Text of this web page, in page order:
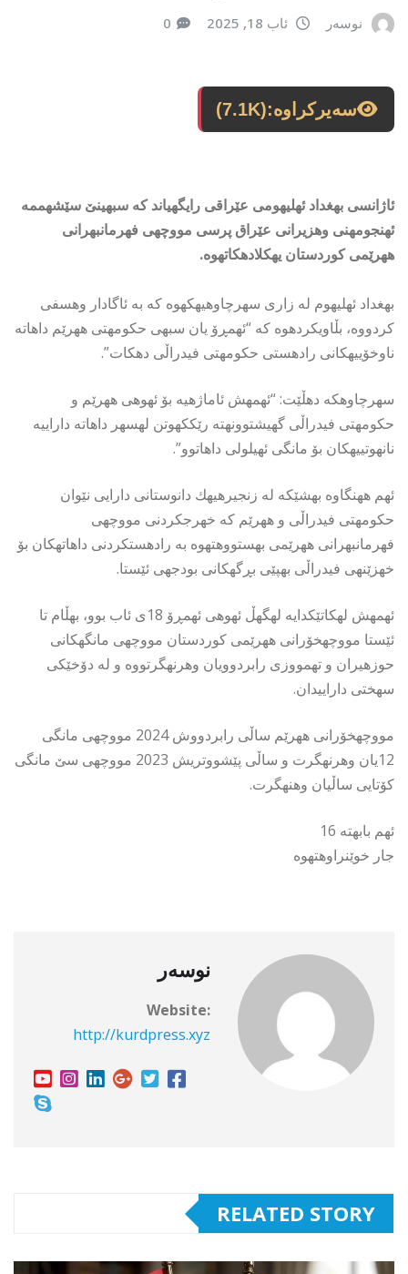
نوسەر ئاب 18, 2025 0
سەیرکراوە:(7.1K)
ئاژانسی بهغداد ئهلیهومی عێراقی رایگهیاند كه سبهینێ سێشهممه
ئهنجومهنی وهزیرانی عێراق پرسی مووچهی فهرمانبهرانی
ههرێمی كوردستان یهكلادهكاتهوه.
بهغداد ئهلیهوم له زاری سهرچاوهیهكهوه كه به ئاگادار وهسفی
كردووه، بڵاویكردهوه كه “ئهمڕۆ یان سبهی حكومهتی ههرێم داهاته
ناوخۆییهكانی رادهستی حكومهتی فیدراڵی دهكات”.
سهرچاوهكه دهڵێت: “ئهمهش ئاماژهیه بۆ ئهوهی ههرێم و
حكومهتی فیدراڵی گهیشتوونهته رێككهوتن لهسهر داهاته داراییه
نانهوتییهكان بۆ مانگی ئهیلولی داهاتوو”.
ئهم ههنگاوه بهشێكه له زنجیرهیهك دانوستانی دارایی نێوان
حكومهتی فیدراڵی و ههرێم كه خهرجكردنی مووچهی
فهرمانبهرانی ههرێمی بهستووهتهوه به رادهستكردنی داهاتهكان بۆ
خهزێنهی فیدراڵی بهپێی بڕگهكانی بودجهی ئێستا.
ئهمهش لهكاتێكدایه لهگهڵ ئهوهی ئهمڕۆ 18ی ئاب بوو، بهڵام تا
ئێستا مووچهخۆرانی ههرێمی كوردستان مووچهی مانگهكانی
حوزهیران و تهمووزی رابردوویان وهرنهگرتووه و له دۆخێكی
سهختی داراییدان.
مووچهخۆرانی ههرێم ساڵی رابردووش 2024 مووچهی مانگی
12یان وهرنهگرت و ساڵی پێشووتریش 2023 مووچهی سێ مانگی
كۆتایی ساڵیان وهنهگرت.
ئهم بابهته 16
جار خوێنراوهتهوه
نوسەر
Website:
http://kurdpress.xyz
RELATED STORY